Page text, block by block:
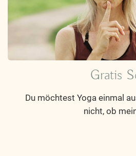
Gratis
Du möchtest Yoga einmal
nicht, ob